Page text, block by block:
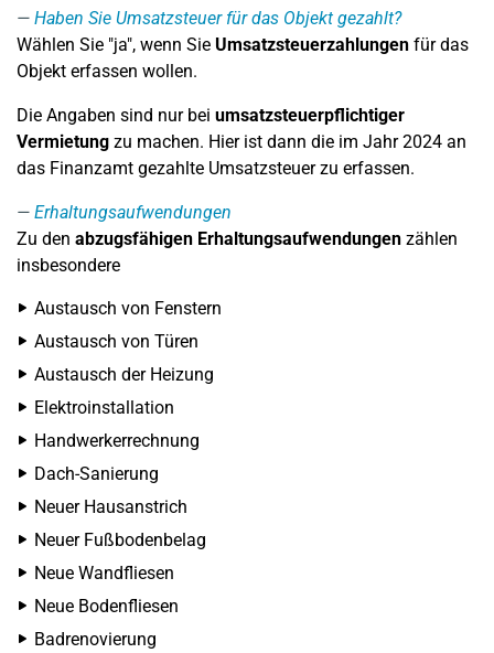
Haben Sie Umsatzsteuer für das Objekt gezahlt?
Wählen Sie "ja", wenn Sie Umsatzsteuerzahlungen für das
Objekt erfassen wollen.
Die Angaben sind nur bei umsatzsteuerpflichtiger
Vermietung zu machen. Hier ist dann die im Jahr 2024 an
das Finanzamt gezahlte Umsatzsteuer zu erfassen.
Erhaltungsaufwendungen
Zu den abzugsfähigen Erhaltungsaufwendungen zählen
insbesondere
Austausch von Fenstern
Austausch von Türen
Austausch der Heizung
Elektroinstallation
Handwerkerrechnung
Dach-Sanierung
Neuer Hausanstrich
Neuer Fußbodenbelag
Neue Wandfliesen
Neue Bodenfliesen
Badrenovierung